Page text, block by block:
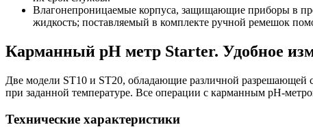
Влагонепроницаемые корпуса, защищающие приборы в
жидкость; поставляемый в комплекте ручной ремешок
Карманный рН метр Starter. Удобное
Две модели ST10 и ST20, обладающие различной разрешающей
при заданной температуре. Все операции с карманным pH-
Технические характеристики